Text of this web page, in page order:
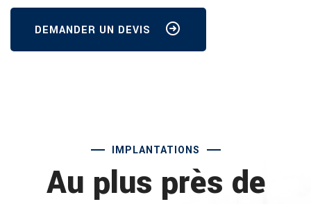
DEMANDER UN DEVIS
IMPLANTATIONS
Au plus près de